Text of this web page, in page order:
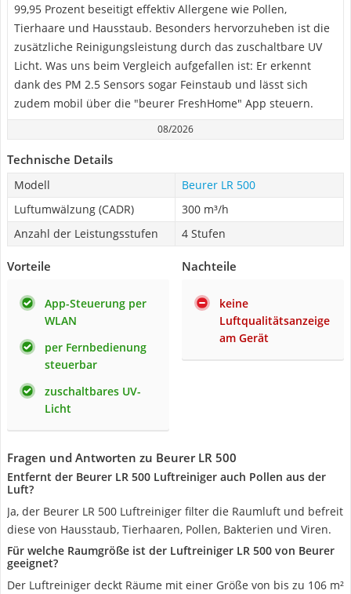
99,95 Prozent beseitigt effektiv Allergene wie Pollen,
Tierhaare und Hausstaub. Besonders hervorzuheben ist die
zusätzliche Reinigungsleistung durch das zuschaltbare UV
Licht. Was uns beim Vergleich aufgefallen ist: Er erkennt
dank des PM 2.5 Sensors sogar Feinstaub und lässt sich
zudem mobil über die "beurer FreshHome" App steuern.
08/2026
Technische Details
Modell
Beurer LR 500
Luftumwälzung (CADR)
300 m³/h
Anzahl der Leistungsstufen
4 Stufen
Vorteile
App-Steuerung per
WLAN
per Fernbedienung
steuerbar
zuschaltbares UV-
Licht
Nachteile
keine
Luftqualitätsanzeige
am Gerät
Fragen und Antworten zu Beurer LR 500
Entfernt der Beurer LR 500 Luftreiniger auch Pollen aus der
Luft?
Ja, der Beurer LR 500 Luftreiniger filter die Raumluft und befreit
diese von Hausstaub, Tierhaaren, Pollen, Bakterien und Viren.
Für welche Raumgröße ist der Luftreiniger LR 500 von Beurer
geeignet?
Der Luftreiniger deckt Räume mit einer Größe von bis zu 106 m²